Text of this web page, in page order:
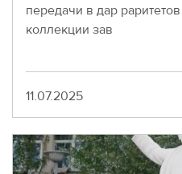
передачи в дар
коллекции зав
Дата
11.07.2025